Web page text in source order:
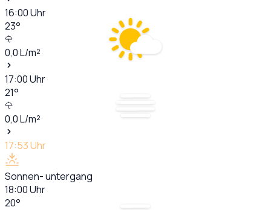
16:00Uhr
23°
0,0L/m²
17:00Uhr
21°
0,0L/m²
17:53Uhr
Sonnen- untergang
18:00Uhr
20°